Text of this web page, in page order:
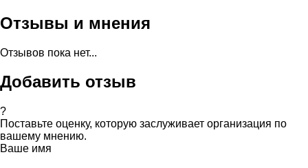
Отзывы и мнения
Отзывов пока нет...
Добавить отзыв
?
Поставьте оценку, которую заслуживает организация по
вашему мнению.
Ваше имя